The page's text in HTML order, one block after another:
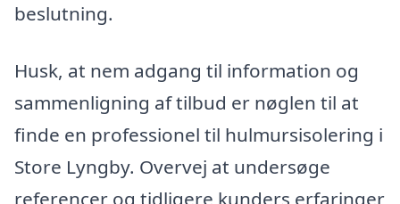
beslutning.
Husk, at nem adgang til information og
sammenligning af tilbud er nøglen til at
finde en professionel til hulmursisolering i
Store Lyngby. Overvej at undersøge
referencer og tidligere kunders erfaringer